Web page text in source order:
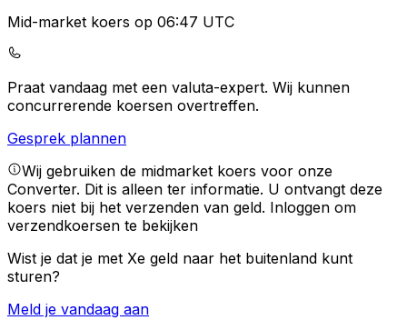
Mid-market koers op 06:47 UTC
Praat vandaag met een valuta-expert. Wij kunnen
concurrerende koersen overtreffen.
Gesprek plannen
Wij gebruiken de midmarket koers voor onze
Converter. Dit is alleen ter informatie. U ontvangt deze
koers niet bij het verzenden van geld. Inloggen om
verzendkoersen te bekijken
Wist je dat je met Xe geld naar het buitenland kunt
sturen?
Meld je vandaag aan